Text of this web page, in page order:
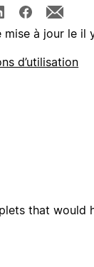
mise à jour le il
d’utilisation
that would